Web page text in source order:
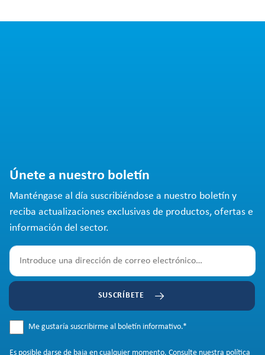
Únete a nuestro boletín
Manténgase al día suscribiéndose a nuestro boletín y
reciba actualizaciones exclusivas de productos, ofertas e
información del sector.
SUSCRÍBETE
Me gustaría suscribirme al boletín informativo.*
Es posible darse de baja en cualquier momento. Consulte nuestra política